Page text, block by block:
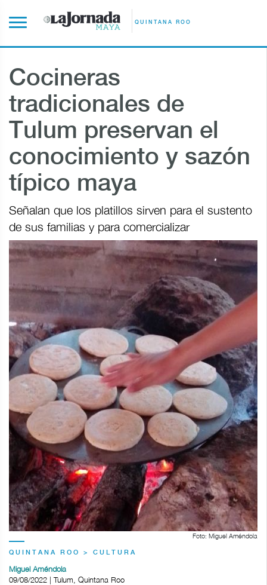
QUINTANA ROO
Cocineras
tradicionales de
Tulum preservan el
conocimiento y sazón
típico maya
Señalan que los platillos sirven para el sustento
de sus familias y para comercializar
Foto: Miguel Améndola
QUINTANA ROO > CULTURA
Miguel Améndola
09/08/2022 | Tulum, Quintana Roo